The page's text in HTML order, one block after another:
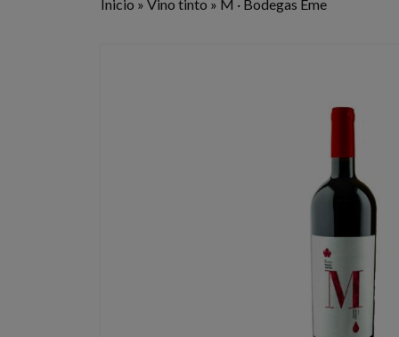
Inicio » Vino tinto » M · Bodegas Eme